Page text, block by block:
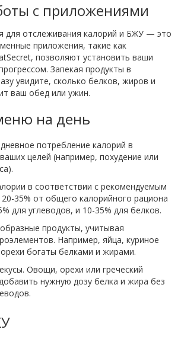
с приложениями
для отслеживания калорий и БЖУ — это
приложения, такие как
позволяют установить ваши
Запекая продукты в
увидите, сколько белков, жиров и
ваш обед или ужин.
на день
потребление калорий в
целей (например, похудение или
в соответствии с рекомендуемым
35% от общего калорийного рациона
для углеводов, и 10-35% для белков.
продукты, учитывая
Например, яйца, куриное
богаты белками и жирами.
Овощи, орехи или греческий
нужную дозу белка и жира без